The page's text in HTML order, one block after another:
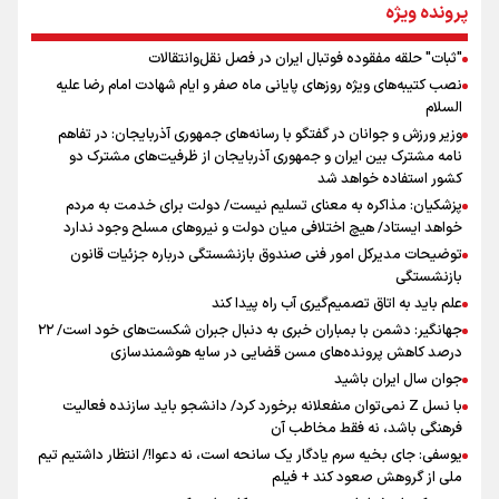
جمله‌ای که بغض چهارماهه را شکست؛ «آهای مردم، آقا از
تهران رفتند»
سه حسرتی که به دلم ماند
اینفو برنا/ میزان مالیات بر ارزش افزوده چقدر است؟
اینفو برنا / ۴ مسیر اصلی پیاده روی اربعین در عراق
پرونده ویژه
"ثبات" حلقه مفقوده فوتبال ایران در فصل نقل‌وانتقالات
نصب کتیبه‌های ویژه روزهای پایانی ماه صفر و ایام شهادت امام رضا علیه
السلام
وزیر ورزش و جوانان در گفتگو با رسانه‌های جمهوری آذربایجان: در تفاهم
نامه مشترک بین ایران و جمهوری آذربایجان از ظرفیت‌های مشترک دو
کشور استفاده خواهد شد
پزشکیان: مذاکره به معنای تسلیم نیست/ دولت برای خدمت به مردم
خواهد ایستاد/ هیچ اختلافی میان دولت و نیروهای مسلح وجود ندارد
توضیحات مدیرکل امور فنی صندوق بازنشستگی درباره جزئیات قانون
بازنشستگی
علم باید به اتاق تصمیم‌گیری آب راه پیدا کند
جهانگیر: دشمن با بمباران خبری به دنبال جبران شکست‌های خود است/ ۲۲
درصد کاهش پرونده‌های مسن قضایی در سایه هوشمندسازی
جوان سال ایران باشید
با نسل Z نمی‌توان منفعلانه برخورد کرد/ دانشجو باید سازنده فعالیت
فرهنگی باشد، نه فقط مخاطب آن
یوسفی: جای بخیه سرم یادگار یک سانحه است، نه دعوا!/ انتظار داشتیم تیم
ملی از گروهش صعود کند + فیلم